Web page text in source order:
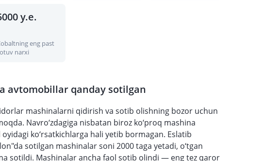
у.е.
eng past
narxi
avtomobillar qanday sotilgan
mashinalarni qidirish va sotib olishning bozor uchun
Navro‘zdagiga nisbatan biroz ko‘proq mashina
ko‘rsatkichlarga hali yetib bormagan. Eslatib
sotilgan mashinalar soni 2000 taga yetadi, o‘tgan
sotildi. Mashinalar ancha faol sotib olindi — eng tez qaror